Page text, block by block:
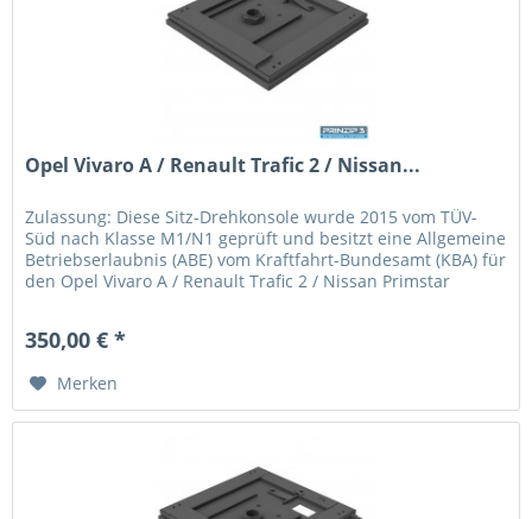
Opel Vivaro A / Renault Trafic 2 / Nissan...
Zulassung: Diese Sitz-Drehkonsole wurde 2015 vom TÜV-
Süd nach Klasse M1/N1 geprüft und besitzt eine Allgemeine
Betriebserlaubnis (ABE) vom Kraftfahrt-Bundesamt (KBA) für
den Opel Vivaro A / Renault Trafic 2 / Nissan Primstar
350,00 € *
Merken